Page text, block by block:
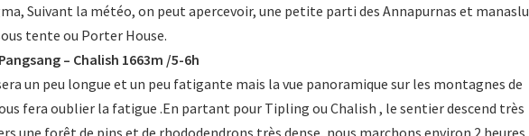
Suivant la météo, on peut apercevoir, une petite parti des Annapurnas et manaslu
tente ou Porter House.
– Chalish 1663m /5-6h
un peu longue et un peu fatigante mais la vue panoramique sur les montagnes de
fera oublier la fatigue .En partant pour Tipling ou Chalish , le sentier descend très
une forêt de pins et de rhododendrons très dense, nous marchons environ 2 heures